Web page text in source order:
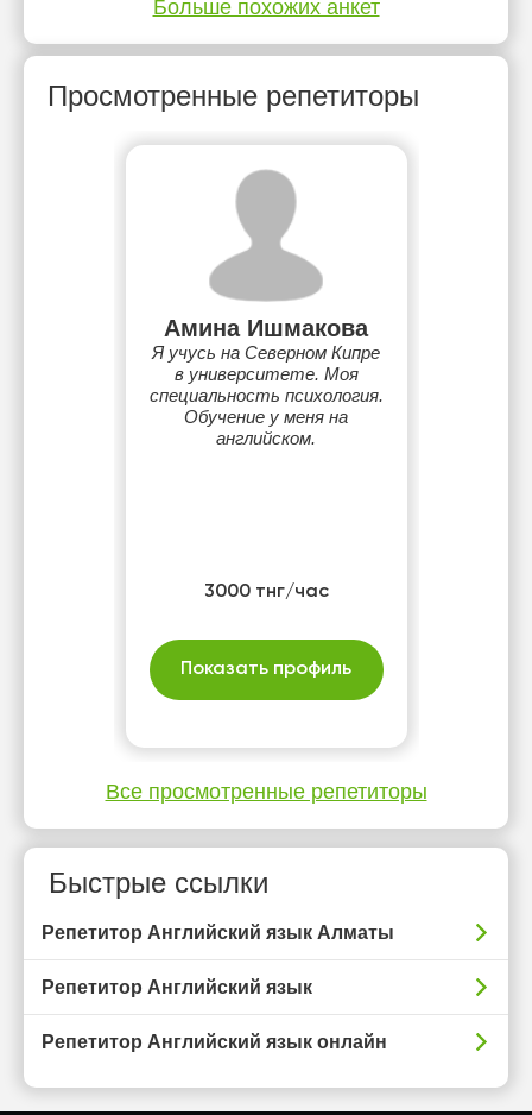
Больше похожих анкет
Просмотренные репетиторы
Амина Ишмакова
Я учусь на Северном Кипре
в университете. Моя
специальность психология.
Обучение у меня на
английском.
3000 тнг/час
Показать профиль
Все просмотренные репетиторы
Быстрые ссылки
Репетитор Английский язык Алматы
Репетитор Английский язык
Репетитор Английский язык онлайн